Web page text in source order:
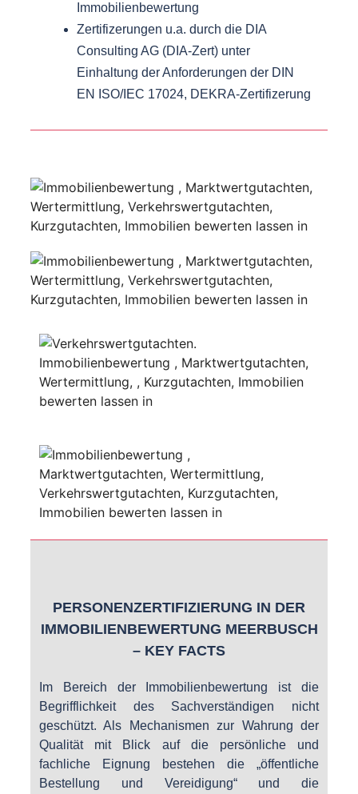
Immobilienbewertung
Zertifizerungen u.a. durch die DIA
Consulting AG (DIA-Zert) unter
Einhaltung der Anforderungen der DIN
EN ISO/IEC 17024, DEKRA-Zertifizerung
PERSONENZERTIFIZIERUNG IN DER
IMMOBILIENBEWERTUNG MEERBUSCH
– KEY FACTS
Im Bereich der Immobilienbewertung ist die
Begrifflichkeit des Sachverständigen nicht
geschützt. Als Mechanismen zur Wahrung der
Qualität mit Blick auf die persönliche und
fachliche Eignung bestehen die „öffentliche
Bestellung und Vereidigung“ und die